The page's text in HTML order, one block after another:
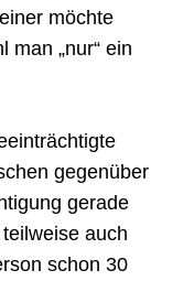
möchte
man „nur“ ein
gegenüber
gerade
auch
schon 30